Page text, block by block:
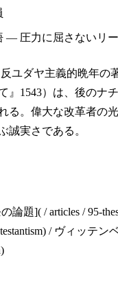
— 圧力に屈さないリ
ユダヤ主義的晩年の
』1543）は、後のナ
る。偉大な改革者の
誠実さである。
論題]( / articles / 95-
/ ヴィッテン